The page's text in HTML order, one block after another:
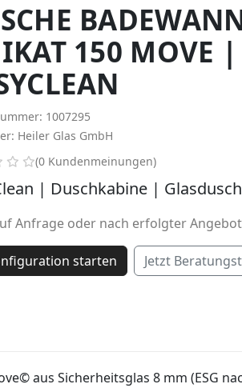
150 MOVE
1007295
Heiler Glas GmbH
0 von 5 Sternen
(0 Kundenmeinungen)
| Duschkabine |
Anfrage oder nach erfolgter
starten Jetzt
aus Sicherheitsglas 8 mm (ESG